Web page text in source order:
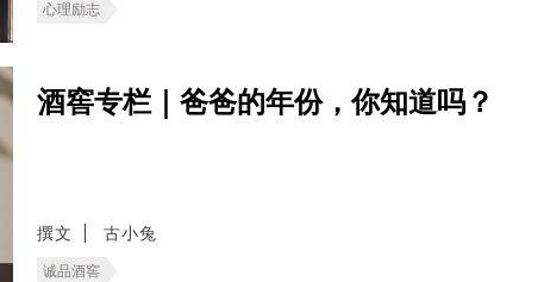
心理励志
酒窖专栏｜爸爸的年份，你知道吗？
撰文 古小兔
诚品酒窖